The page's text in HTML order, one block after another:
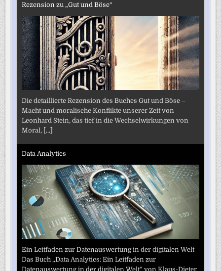
Rezension zu „Gut und Böse“
Die detaillierte Rezension des Buches Gut und Böse –
Macht und moralische Konflikte unserer Zeit von
Leonhard Stein, das tief in die Wechselwirkungen von
Moral, [...]
Data Analytics
Ein Leitfaden zur Datenauswertung in der digitalen Welt
Das Buch „Data Analytics: Ein Leitfaden zur
Datenauswertung in der digitalen Welt“ von Klaus-Dieter